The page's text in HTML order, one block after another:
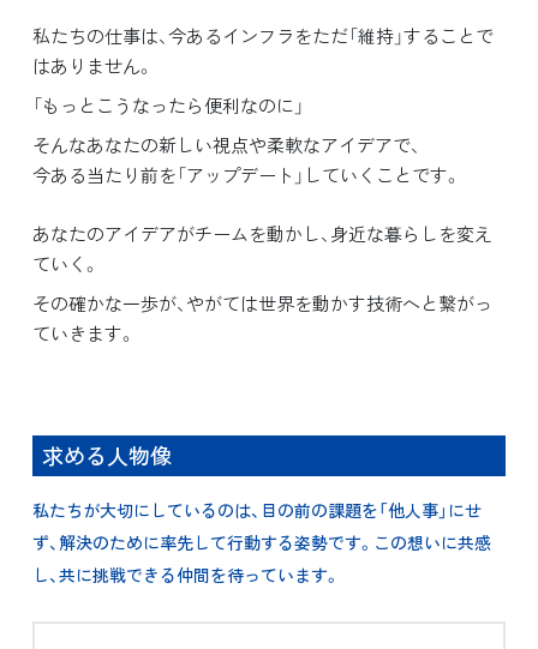
私たちの仕事は、今あるインフラをただ「維持」することで
はありません。
「もっとこうなったら便利なのに」
そんなあなたの新しい視点や柔軟なアイデアで、
今ある当たり前を「アップデート」していくことです。
あなたのアイデアがチームを動かし、身近な暮らしを変え
ていく。
その確かな一歩が、やがては世界を動かす技術へと繋がっ
ていきます。
求める人物像
私たちが大切にしているのは、目の前の課題を「他人事」にせ
ず、解決のために率先して行動する姿勢です。この想いに共感
し、共に挑戦できる仲間を待っています。